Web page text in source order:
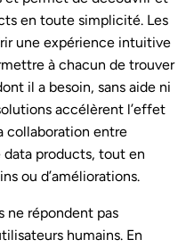
en toute simplicité. Les
une expérience intuitive
à chacun de trouver
il a besoin, sans aide ni
accélèrent l’effet
collaboration entre
data products, tout en
ou d’améliorations.
ne répondent pas
humains. En